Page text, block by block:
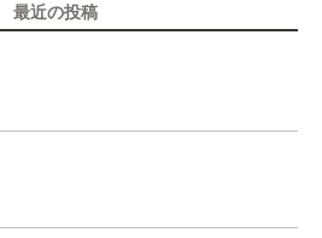
最近の投稿